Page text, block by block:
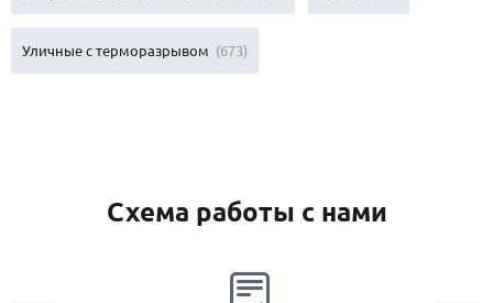
Уличные с терморазрывом (673)
Схема работы с нами